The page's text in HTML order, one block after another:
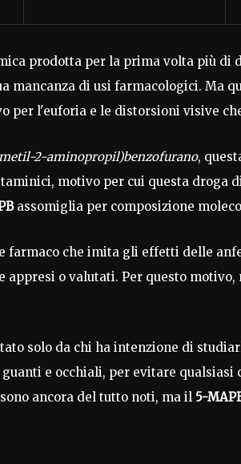
prodotta per la prima volta più di
mancanza di usi farmacologici. Ma
per l'euforia e le distorsioni visive
2-aminopropil)benzofurano,
motivo per cui questa droga
assomiglia per composizione
farmaco che imita gli effetti delle
appresi o valutati. Per questo
solo da chi ha intenzione di
e occhiali, per evitare
ancora del tutto noti, ma il 5-